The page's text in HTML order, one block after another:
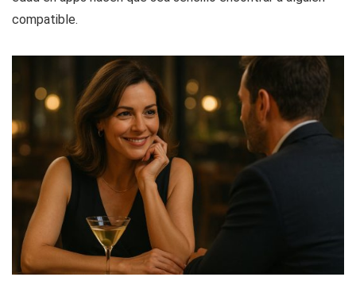
compatible.